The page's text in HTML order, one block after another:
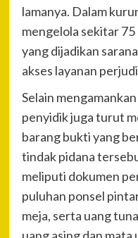
lamanya. Dalam
mengelola sekitar
yang dijadikan
akses layanan
Selain
penyidik juga turut
barang bukti yang
tindak pidana
meliputi dokumen
puluhan ponsel
meja, serta uang